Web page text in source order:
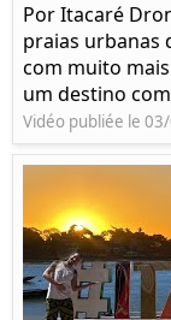
Por Itacaré
praias urbanas
com muito
um destino
Vidéo publiée le